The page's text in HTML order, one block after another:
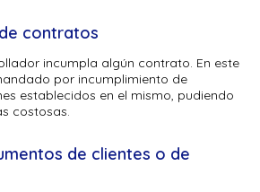
contratos
incumpla algún contrato. En este
por incumplimiento de
establecidos en el mismo, pudiendo
costosas.
de clientes o de